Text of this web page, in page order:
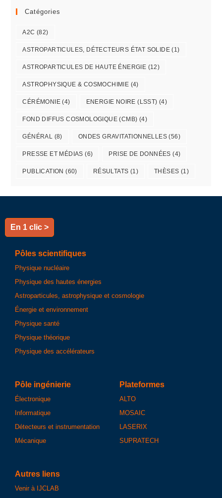
Catégories
A2C (82)
ASTROPARTICULES, DÉTECTEURS ÉTAT SOLIDE (1)
ASTROPARTICULES DE HAUTE ÉNERGIE (12)
ASTROPHYSIQUE & COSMOCHIMIE (4)
CÉRÉMONIE (4) ENERGIE NOIRE (LSST) (4)
FOND DIFFUS COSMOLOGIQUE (CMB) (4)
GÉNÉRAL (8) ONDES GRAVITATIONNELLES (56)
PRESSE ET MÉDIAS (6) PRISE DE DONNÉES (4)
PUBLICATION (60) RÉSULTATS (1) THÈSES (1)
En 1 clic >
Pôles scientifiques
Physique nucléaire
Physique des hautes énergies
Astroparticules, astrophysique et cosmologie
Énergie et environnement
Physique santé
Physique théorique
Physique des accélérateurs
Pôle ingénierie
Électronique
Informatique
Détecteurs et instrumentation
Mécanique
Plateformes
ALTO
MOSAIC
LASERIX
SUPRATECH
Autres liens
Venir à IJCLAB